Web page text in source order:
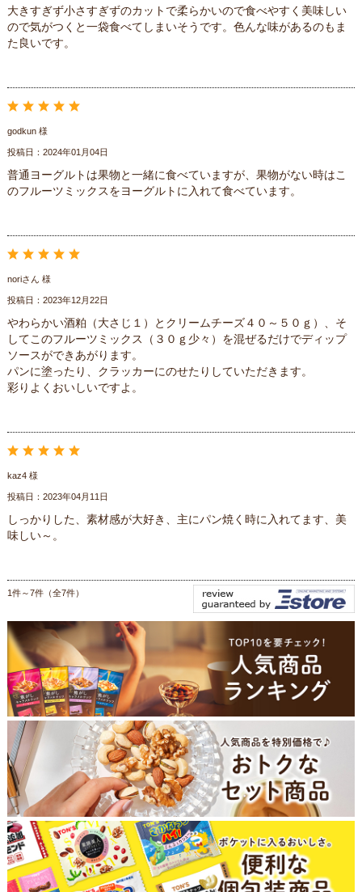
大きすぎず小さすぎずのカットで柔らかいので食べやすく美味しい
ので気がつくと一袋食べてしまいそうです。色んな味があるのもま
た良いです。
godkun 様
投稿日：2024年01月04日
普通ヨーグルトは果物と一緒に食べていますが、果物がない時はこ
のフルーツミックスをヨーグルトに入れて食べています。
noriさん 様
投稿日：2023年12月22日
やわらかい酒粕（大さじ１）とクリームチーズ４０～５０ｇ）、そ
してこのフルーツミックス（３０ｇ少々）を混ぜるだけでディップ
ソースができあがります。
パンに塗ったり、クラッカーにのせたりしていただきます。
彩りよくおいしいですよ。
kaz4 様
投稿日：2023年04月11日
しっかりした、素材感が大好き、主にパン焼く時に入れてます、美
味しい～。
1件～7件（全7件）